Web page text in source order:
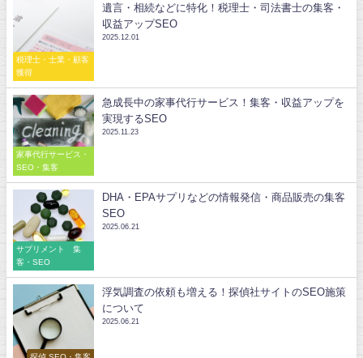
税理士・士業・顧客
獲得
遺言・相続などに特化！税理士・司法書士の集客・
収益アップSEO
2025.12.01
家事代行サービス・
SEO・集客
急成長中の家事代行サービス！集客・収益アップを
実現するSEO
2025.11.23
サプリメント 集
客・SEO
DHA・EPAサプリなどの情報発信・商品販売の集客
SEO
2025.06.21
浮気調査の依頼も増える！探偵社サイトのSEO施策
について
2025.06.21